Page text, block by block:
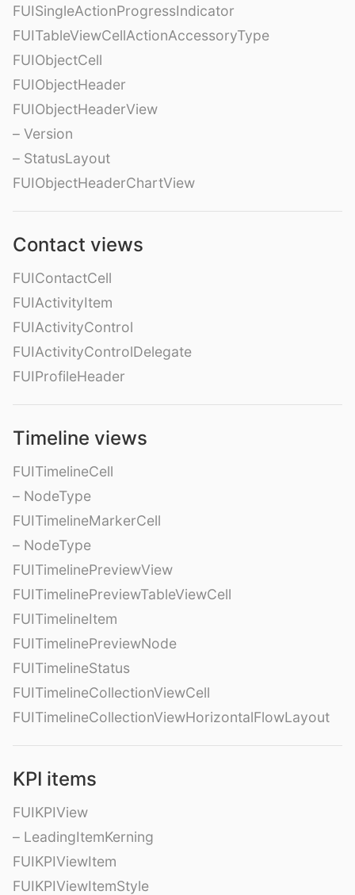
FUISingleActionProgressIndicator
FUITableViewCellActionAccessoryType
FUIObjectCell
FUIObjectHeader
FUIObjectHeaderView
– Version
– StatusLayout
FUIObjectHeaderChartView
Contact views
FUIContactCell
FUIActivityItem
FUIActivityControl
FUIActivityControlDelegate
FUIProfileHeader
Timeline views
FUITimelineCell
– NodeType
FUITimelineMarkerCell
– NodeType
FUITimelinePreviewView
FUITimelinePreviewTableViewCell
FUITimelineItem
FUITimelinePreviewNode
FUITimelineStatus
FUITimelineCollectionViewCell
FUITimelineCollectionViewHorizontalFlowLayout
KPI items
FUIKPIView
– LeadingItemKerning
FUIKPIViewItem
FUIKPIViewItemStyle